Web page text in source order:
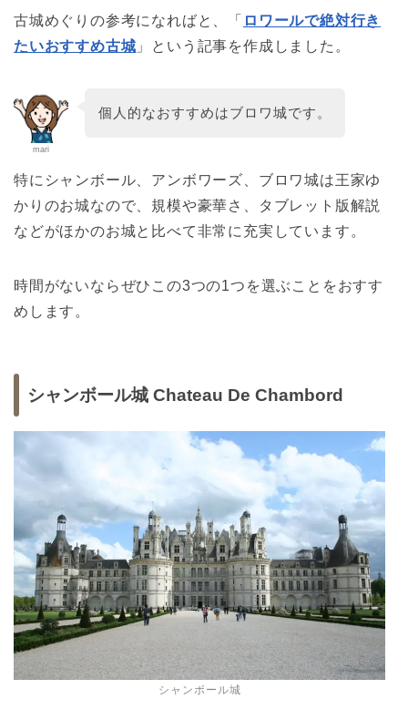
古城めぐりの参考になればと、「 ロワールで絶対行き
たいおすすめ古城 」という記事を作成しました。
mari
個人的なおすすめはブロワ城です。
特にシャンボール、アンボワーズ、ブロワ城は王家ゆ
かりのお城なので、規模や豪華さ、タブレット版解説
などがほかのお城と比べて非常に充実しています。
時間がないならぜひこの3つの1つを選ぶことをおすす
めします。
シャンボール城 Chateau De Chambord
シャンボール城